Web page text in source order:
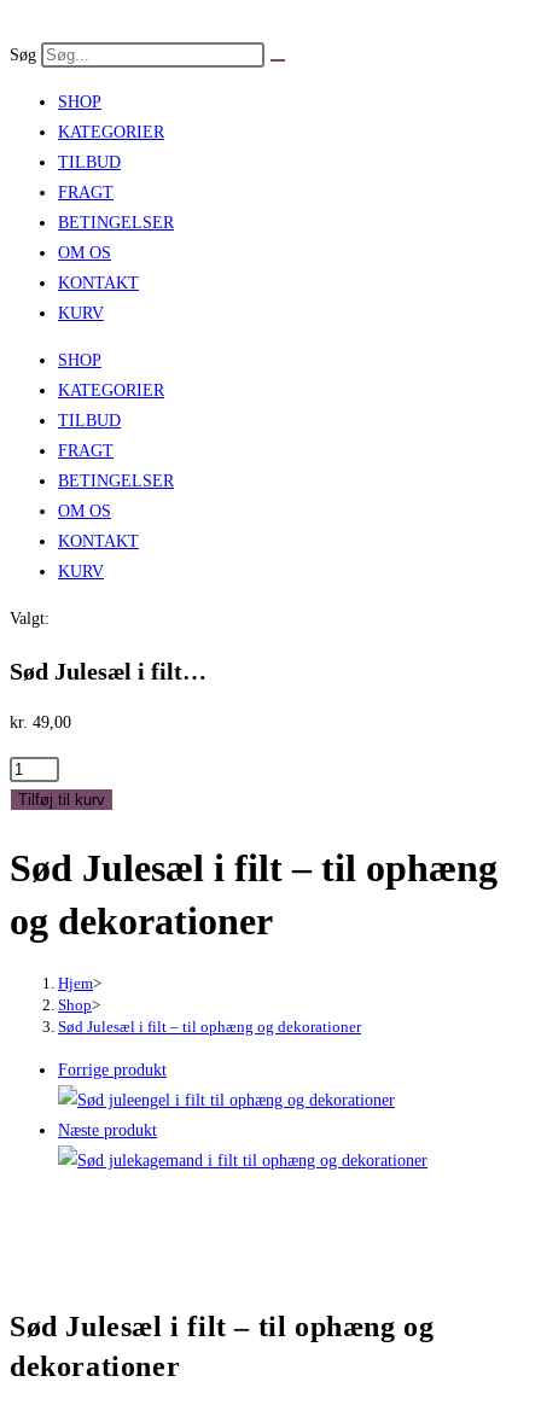
to
Søg
SHOP
KATEGORIER
TILBUD
FRAGT
BETINGELSER
OM OS
KONTAKT
KURV
SHOP
KATEGORIER
TILBUD
FRAGT
BETINGELSER
OM OS
KONTAKT
KURV
Valgt:
Sød Julesæl i filt…
kr. 49,00
Sød
Julesæl
filt
til
dekorationer
Tilføj til kurv
Sød Julesæl i filt – til ophæng
og dekorationer
Hjem>
Shop>
Sød Julesæl i filt – til ophæng og dekorationer
Forrige produkt
Næste produkt
Sød Julesæl i filt – til ophæng og
dekorationer